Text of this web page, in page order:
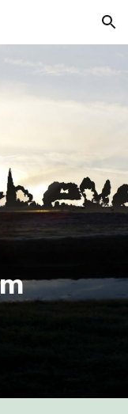
Skip to navigation